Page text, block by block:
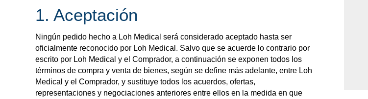
1. Aceptación
Ningún pedido hecho a Loh Medical será considerado aceptado hasta ser
oficialmente reconocido por Loh Medical. Salvo que se acuerde lo contrario por
escrito por Loh Medical y el Comprador, a continuación se exponen todos los
términos de compra y venta de bienes, según se define más adelante, entre Loh
Medical y el Comprador, y sustituye todos los acuerdos, ofertas,
representaciones y negociaciones anteriores entre ellos en la medida en que